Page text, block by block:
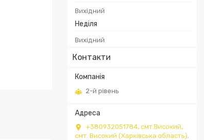
Вихідний
Неділя
Вихідний
Контакти
2-й рівень
+380932051784, смт.Високий,
смт. Високий (Харківська область),